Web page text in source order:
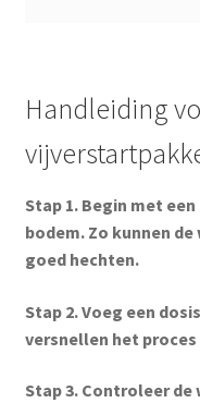
Handleiding
Stap 1. Begin met
bodem. Zo kunnen
goed hechten.
Stap 2. Voeg een
versnellen het
Stap 3. Controleer